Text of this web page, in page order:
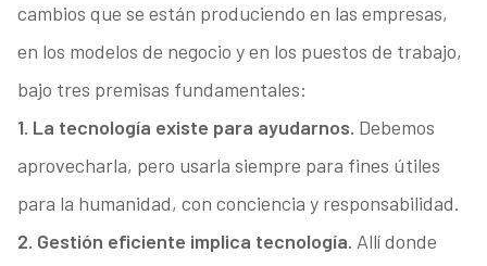
cambios que se están produciendo en las empresas,
en los modelos de negocio y en los puestos de trabajo,
bajo tres premisas fundamentales:
1. La tecnología existe para ayudarnos. Debemos
aprovecharla, pero usarla siempre para fines útiles
para la humanidad, con conciencia y responsabilidad.
2. Gestión eficiente implica tecnología. Allí donde